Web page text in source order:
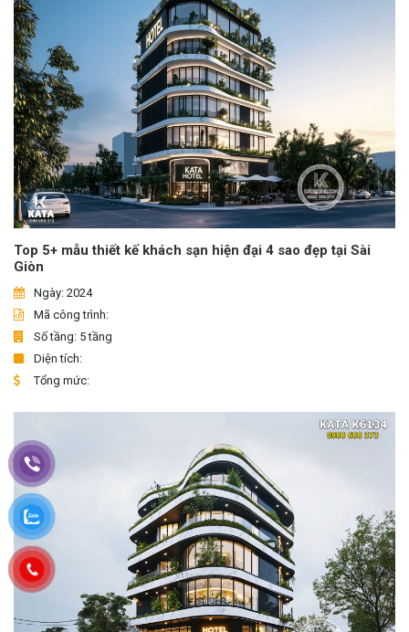
Top 5+ mẫu thiết kế khách sạn hiện đại 4 sao đẹp tại Sài
Giòn
Ngày: 2024
Mã công trình:
Số tầng: 5 tầng
Diện tích:
Tổng mức: